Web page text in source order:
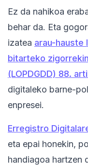
Ez da nahikoa
behar da. Eta
izatea arau-hauste
bitarteko zigorrekin
(LOPDGDD) 88.
digitaleko barne-
enpresei.
Erregistro
eta epai honekin,
handiagoa hartzen